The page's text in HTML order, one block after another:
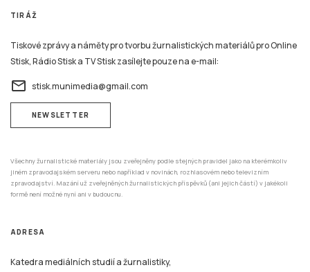
TIRÁŽ
Tiskové zprávy a náměty pro tvorbu žurnalistických materiálů pro Online
Stisk, Rádio Stisk a TV Stisk zasílejte pouze na e-mail:
email stisk.munimedia@gmail.com
NEWSLETTER
Všechny žurnalistické materiály jsou zveřejněny podle stejných pravidel jako na kterémkoliv
jiném zpravodajském serveru nebo například v novinách, rozhlasovém nebo televizním
zpravodajství. Mazání už zveřejněných žurnalistických příspěvků (ani jejich částí) v jakékoli
formě není možné nyní ani v budoucnu.
ADRESA
Katedra mediálních studií a žurnalistiky,